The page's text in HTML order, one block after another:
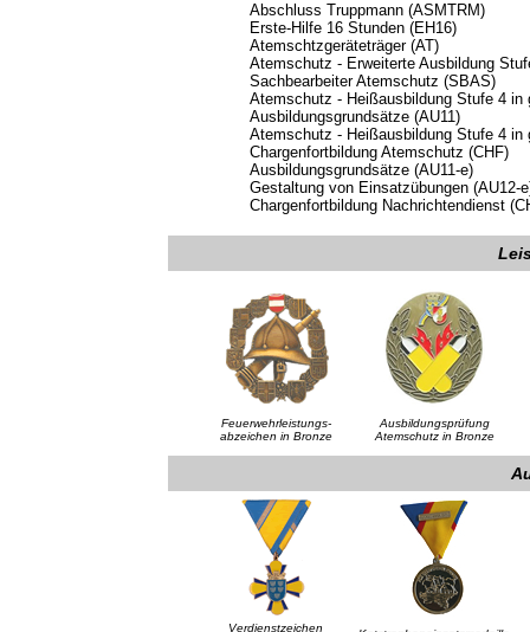
Abschluss Truppmann (ASMTRM)
Erste-Hilfe 16 Stunden (EH16)
Atemschtzgeräteträger (AT)
Atemschutz - Erweiterte Ausbildung
Sachbearbeiter Atemschutz (SBAS)
Atemschutz - Heißausbildung Stufe 4 in
Ausbildungsgrundsätze (AU11)
Atemschutz - Heißausbildung Stufe 4 in
Chargenfortbildung Atemschutz (CHF)
Ausbildungsgrundsätze (AU11-e)
Gestaltung von Einsatzübungen (AU12-
Chargenfortbildung Nachrichtendienst
Feuerwehrleistungs-
abzeichen in Bronze
Ausbildungsprüfung
Atemschutz in Bronze
Verdienstzeichen